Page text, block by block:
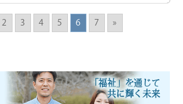
2 3 4 5 6 7 »
「福祉」を通じて
共に輝く未来